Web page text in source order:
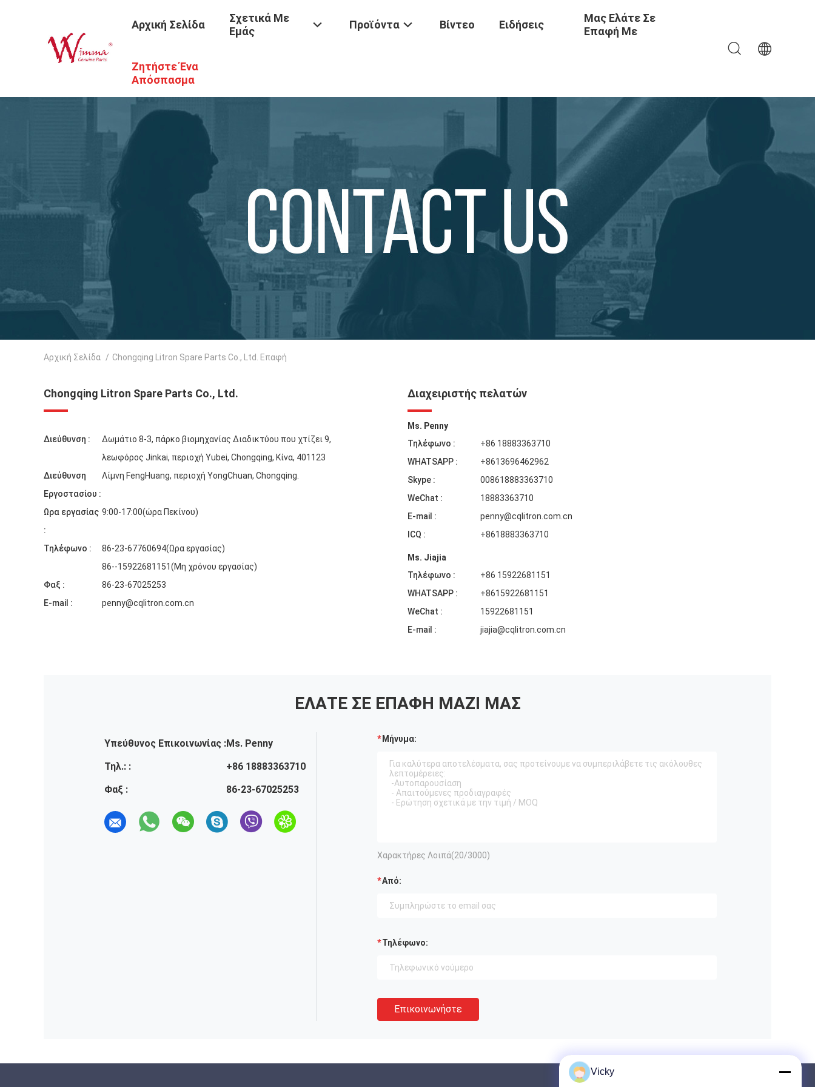
Αρχική Σελίδα
Σχετικά Με
Εμάς
Προϊόντα Βίντεο Ειδήσεις
Μας Ελάτε Σε
Επαφή Με
Ζητήστε Ένα
Απόσπασμα
Αρχική Σελίδα / Chongqing Litron Spare Parts Co., Ltd. Επαφή
Chongqing Litron Spare Parts Co., Ltd.
Διεύθυνση :
Δωμάτιο 8-3, πάρκο βιομηχανίας Διαδικτύου που χτίζει 9,
λεωφόρος Jinkai, περιοχή Yubei, Chongqing, Κίνα, 401123
Διεύθυνση
Εργοστασίου :
Λίμνη FengHuang, περιοχή YongChuan, Chongqing.
Ωρα εργασίας
:
9:00-17:00(ώρα Πεκίνου)
Τηλέφωνο :
86-23-67760694(Ωρα εργασίας)
86--15922681151(Μη χρόνου εργασίας)
Φαξ :
86-23-67025253
E-mail :
penny@cqlitron.com.cn
Διαχειριστής πελατών
Ms. Penny
Τηλέφωνο :
+86 18883363710
WHATSAPP :
+8613696462962
Skype :
008618883363710
WeChat :
18883363710
E-mail :
penny@cqlitron.com.cn
ICQ :
+8618883363710
Ms. Jiajia
Τηλέφωνο :
+86 15922681151
WHATSAPP :
+8615922681151
WeChat :
15922681151
E-mail :
jiajia@cqlitron.com.cn
ΕΛΆΤΕ ΣΕ ΕΠΑΦΉ ΜΑΖΊ ΜΑΣ
Υπεύθυνος Επικοινωνίας :Ms. Penny
Τηλ.: :
+86 18883363710
Φαξ :
86-23-67025253
Μήνυμα:
Χαρακτήρες Λοιπά(20/3000)
Από:
Τηλέφωνο:
Επικοινωνήστε
Vicky